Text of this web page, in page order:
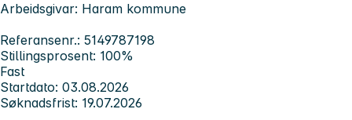
Arbeidsgivar: Haram kommune
Referansenr.: 5149787198
Stillingsprosent: 100%
Fast
Startdato: 03.08.2026
Søknadsfrist: 19.07.2026